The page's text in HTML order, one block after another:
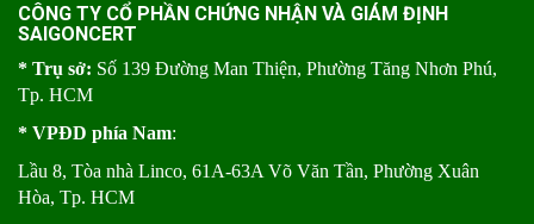
CÔNG TY CỔ PHẦN CHỨNG NHẬN VÀ GIÁM ĐỊNH
SAIGONCERT
* Trụ sở: Số 139 Đường Man Thiện, Phường Tăng Nhơn Phú,
Tp. HCM
* VPĐD phía Nam:
Lầu 8, Tòa nhà Linco, 61A-63A Võ Văn Tần, Phường Xuân
Hòa, Tp. HCM